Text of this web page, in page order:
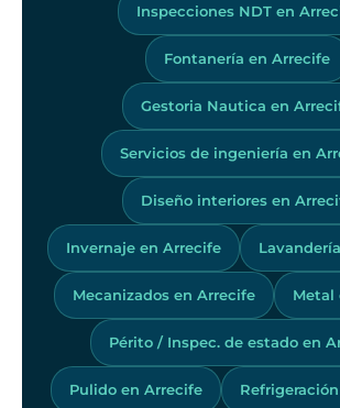
Inspecciones NDT en
Fontanería en Arrecife
Gestoria Nautica en
Servicios de ingeniería en
Diseño interiores en
Invernaje en Arrecife
Mecanizados en Arrecife Metal
Périto / Inspec. de estado en
Pulido en Arrecife